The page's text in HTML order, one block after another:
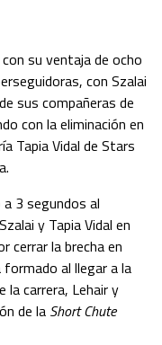
su ventaja de ocho
con Szalai
sus compañeras de
con la eliminación en
Tapia Vidal de Stars
3 segundos al
y Tapia Vidal en
cerrar la brecha en
al llegar a la
carrera, Lehair y
de la Short Chute